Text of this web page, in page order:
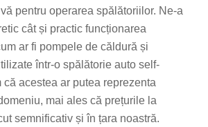
pentru operarea spălătoriilor. Ne-a
cât și practic funcționarea
ar fi pompele de căldură și
într-o spălătorie auto self-
că acestea ar putea reprezenta
mai ales că prețurile la
semnificativ și în țara noastră.